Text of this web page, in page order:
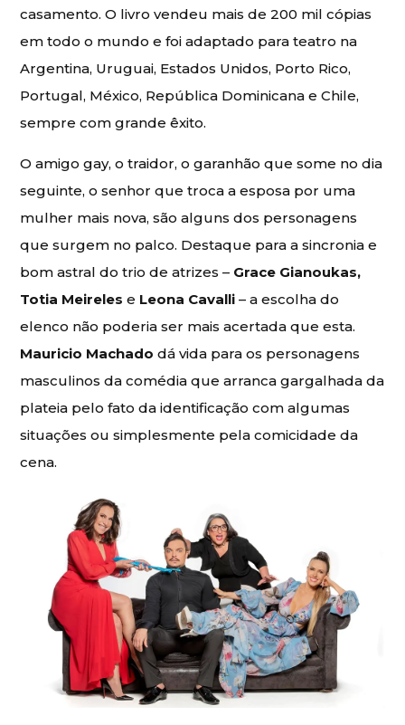
casamento. O livro vendeu mais de 200 mil cópias
em todo o mundo e foi adaptado para teatro na
Argentina, Uruguai, Estados Unidos, Porto Rico,
Portugal, México, República Dominicana e Chile,
sempre com grande êxito.
O amigo gay, o traidor, o garanhão que some no dia
seguinte, o senhor que troca a esposa por uma
mulher mais nova, são alguns dos personagens
que surgem no palco. Destaque para a sincronia e
bom astral do trio de atrizes – Grace Gianoukas,
Totia Meireles e Leona Cavalli – a escolha do
elenco não poderia ser mais acertada que esta.
Mauricio Machado dá vida para os personagens
masculinos da comédia que arranca gargalhada da
plateia pelo fato da identificação com algumas
situações ou simplesmente pela comicidade da
cena.